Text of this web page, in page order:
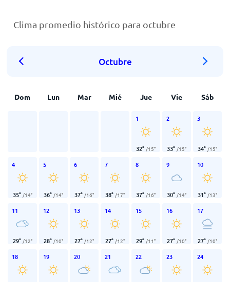
Clima promedio histórico para octubre
Octubre
Dom Lun Mar Mié Jue Vie Sáb
1
32° /15°
2
33° /15°
3
34° /15°
4
35° /14°
5
36° /14°
6
37° /16°
7
38° /17°
8
37° /16°
9
30° /14°
10
31° /13°
11
29° /12°
12
28° /10°
13
27° /12°
14
27° /12°
15
29° /11°
16
27° /10°
17
27° /10°
18 19 20 21 22 23 24